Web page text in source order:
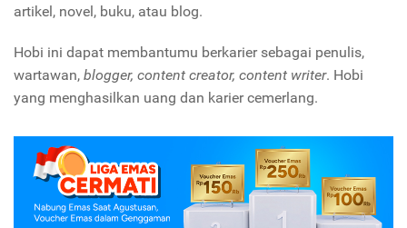
artikel, novel, buku, atau blog.
Hobi ini dapat membantumu berkarier sebagai penulis,
wartawan, blogger, content creator, content writer. Hobi
yang menghasilkan uang dan karier cemerlang.